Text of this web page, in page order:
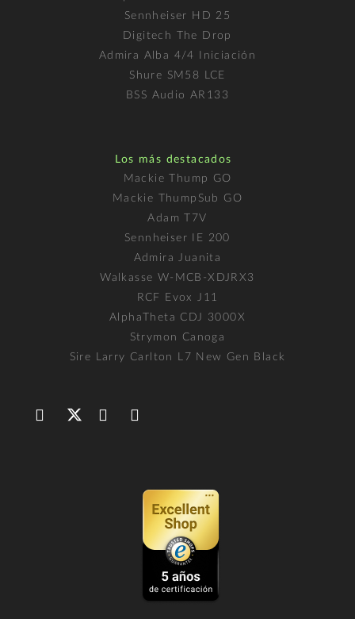
Sennheiser HD 25
Digitech The Drop
Admira Alba 4/4 Iniciación
Shure SM58 LCE
BSS Audio AR133
Los más destacados
Mackie Thump GO
Mackie ThumpSub GO
Adam T7V
Sennheiser IE 200
Admira Juanita
Walkasse W-MCB-XDJRX3
RCF Evox J11
AlphaTheta CDJ 3000X
Strymon Canoga
Sire Larry Carlton L7 New Gen Black